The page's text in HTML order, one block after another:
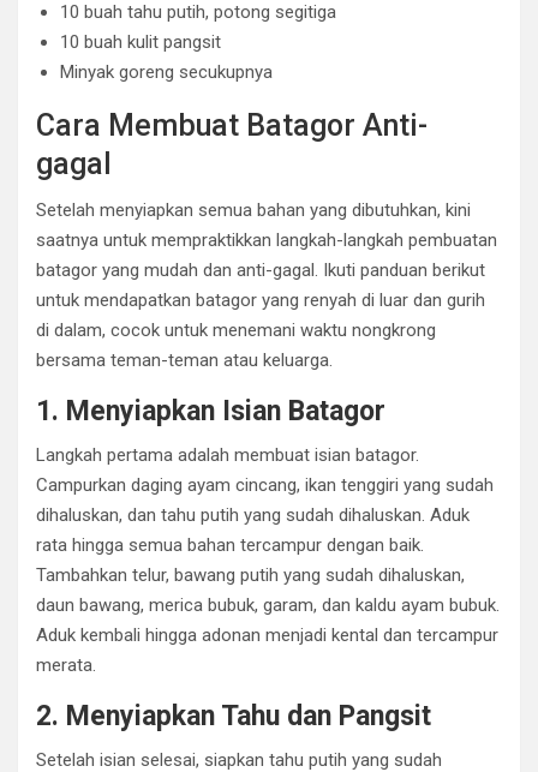
10 buah tahu putih, potong segitiga
10 buah kulit pangsit
Minyak goreng secukupnya
Cara Membuat Batagor Anti-
gagal
Setelah menyiapkan semua bahan yang dibutuhkan, kini
saatnya untuk mempraktikkan langkah-langkah pembuatan
batagor yang mudah dan anti-gagal. Ikuti panduan berikut
untuk mendapatkan batagor yang renyah di luar dan gurih
di dalam, cocok untuk menemani waktu nongkrong
bersama teman-teman atau keluarga.
1. Menyiapkan Isian Batagor
Langkah pertama adalah membuat isian batagor.
Campurkan daging ayam cincang, ikan tenggiri yang sudah
dihaluskan, dan tahu putih yang sudah dihaluskan. Aduk
rata hingga semua bahan tercampur dengan baik.
Tambahkan telur, bawang putih yang sudah dihaluskan,
daun bawang, merica bubuk, garam, dan kaldu ayam bubuk.
Aduk kembali hingga adonan menjadi kental dan tercampur
merata.
2. Menyiapkan Tahu dan Pangsit
Setelah isian selesai, siapkan tahu putih yang sudah